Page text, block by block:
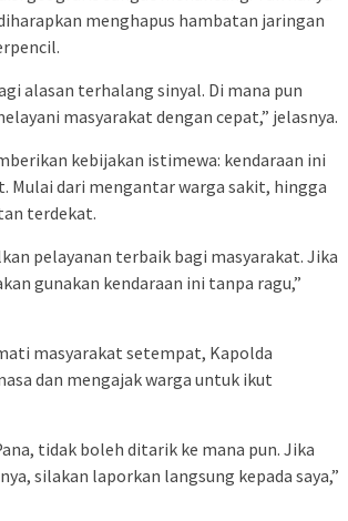
menghapus hambatan jaringan
alasan terhalang sinyal. Di mana pun
masyarakat dengan cepat,” jelasnya.
kebijakan istimewa: kendaraan ini
Mulai dari mengantar warga sakit, hingga
terdekat.
pelayanan terbaik bagi masyarakat. Jika
gunakan kendaraan ini tanpa ragu,”
masyarakat setempat, Kapolda
dan mengajak warga untuk ikut
tidak boleh ditarik ke mana pun. Jika
silakan laporkan langsung kepada saya,”